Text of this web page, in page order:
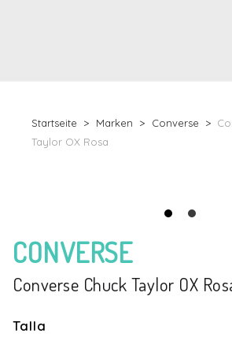
Startseite Marken Converse
Taylor OX Rosa
CONVERSE
Converse Chuck Taylor OX
Talla